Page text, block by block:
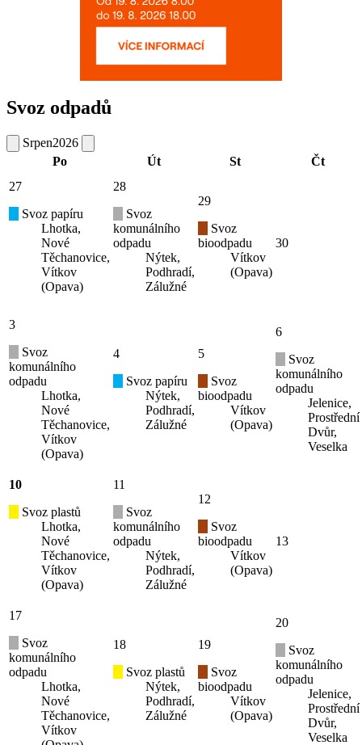
Svoz odpadů
Srpen2026
Po
Út St
Čt
27
Svoz papíru
Lhotka,
Nové
Těchanovice,
Vítkov
(Opava)
28
Svoz
komunálního
odpadu
Nýtek,
Podhradí,
Zálužné
29
Svoz
bioodpadu
Vítkov
(Opava)
30
3
Svoz
komunálního
odpadu
Lhotka,
Nové
Těchanovice,
Vítkov
(Opava)
4
Svoz papíru
Nýtek,
Podhradí,
Zálužné
5
Svoz
bioodpadu
Vítkov
(Opava)
6
Svoz
komunálního
odpadu
Jelenice,
Prostřední
Dvůr,
Veselka
10
Svoz plastů
Lhotka,
Nové
Těchanovice,
Vítkov
(Opava)
11
Svoz
komunálního
odpadu
Nýtek,
Podhradí,
Zálužné
12
Svoz
bioodpadu
Vítkov
(Opava)
13
17
Svoz
komunálního
odpadu
Lhotka,
Nové
Těchanovice,
Vítkov
18
Svoz plastů
Nýtek,
Podhradí,
Zálužné
19
Svoz
bioodpadu
Vítkov
(Opava)
20
Svoz
komunálního
odpadu
Jelenice,
Prostřední
Dvůr,
Veselka